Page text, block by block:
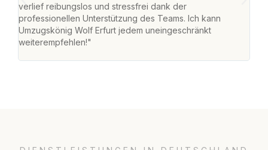
verlief reibungslos und stressfrei dank der
professionellen Unterstützung des Teams. Ich kann
Umzugskönig Wolf Erfurt jedem uneingeschränkt
weiterempfehlen!"